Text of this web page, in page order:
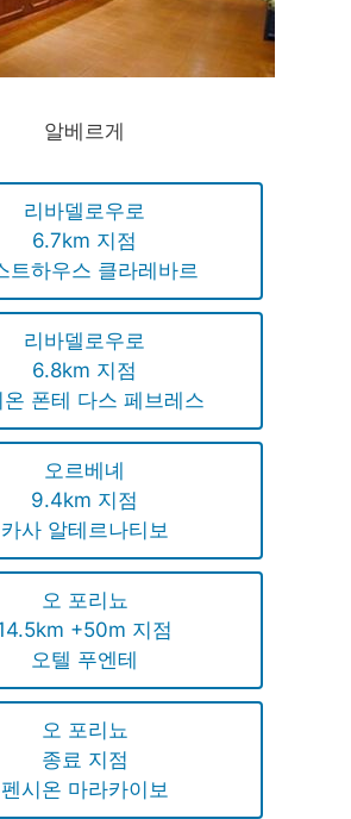
알베르게
리바델로우로
6.7km 지점
트하우스 클라레바르
리바델로우로
6.8km 지점
온 폰테 다스 페브레스
오르베녜
9.4km 지점
카사 알테르나티보
오 포리뇨
+50m 지점
오텔 푸엔테
오 포리뇨
종료 지점
펜시온 마라카이보